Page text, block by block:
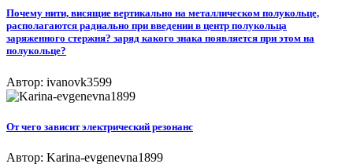
Почему нити, висящие вертикально на металлическом полукольце,
располагаются радиально при введении в центр полукольца
заряженного стержня? заряд какого знака появляется при этом на
полукольце?
Автор: ivanovk3599
От чего зависит электрический резонанс
Автор: Karina-evgenevna1899